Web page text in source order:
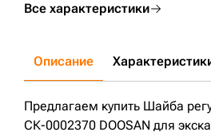
Все характеристики
Описание
Предлагаем купить Шайба
СК-0002370 DOOSAN для